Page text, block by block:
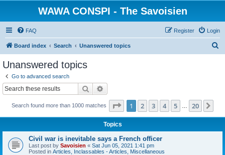
WAWA CONSPI - The Savoisien
FAQ Login
Register
Board index Search Unanswered topics
Unanswered topics
Go to advanced search
Search
Search found more than 1000 matches Page 1of 20
1 2 3 4 5 20
Topics
Civil war is inevitable says a French officer
Last post by Savoisien « Sat Jun 05, 2021 1:41 pm
Posted in Articles, Inclassables - Articles, Miscellaneous